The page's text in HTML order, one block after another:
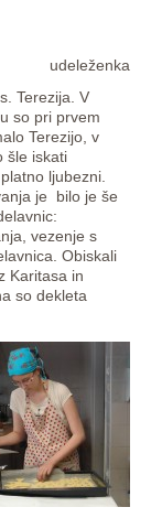
udeleženka
Terezija. V
so pri prvem
Terezijo, v
šle iskati
ljubezni.
je bilo je še
vezenje s
Obiskali
Karitasa in
so dekleta